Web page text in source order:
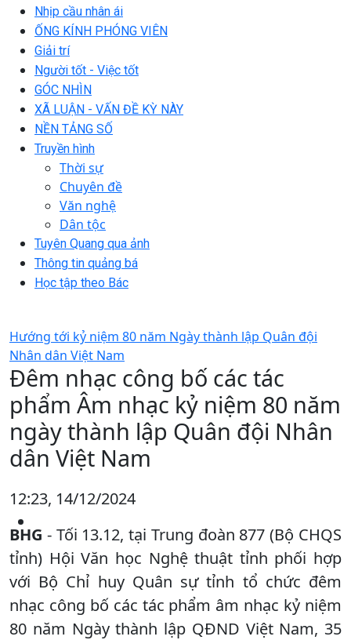
Nhịp cầu nhân ái
ỐNG KÍNH PHÓNG VIÊN
Giải trí
Người tốt - Việc tốt
GÓC NHÌN
XÃ LUẬN - VẤN ĐỀ KỲ NÀY
NỀN TẢNG SỐ
Truyền hình
Thời sự
Chuyên đề
Văn nghệ
Dân tộc
Tuyên Quang qua ảnh
Thông tin quảng bá
Học tập theo Bác
Hướng tới kỷ niệm 80 năm Ngày thành lập Quân đội
Nhân dân Việt Nam
Đêm nhạc công bố các tác
phẩm Âm nhạc kỷ niệm 80 năm
ngày thành lập Quân đội Nhân
dân Việt Nam
12:23, 14/12/2024
BHG - Tối 13.12, tại Trung đoàn 877 (Bộ CHQS
tỉnh) Hội Văn học Nghệ thuật tỉnh phối hợp
với Bộ Chỉ huy Quân sự tỉnh tổ chức đêm
nhạc công bố các tác phẩm âm nhạc kỷ niệm
80 năm Ngày thành lập QĐND Việt Nam, 35